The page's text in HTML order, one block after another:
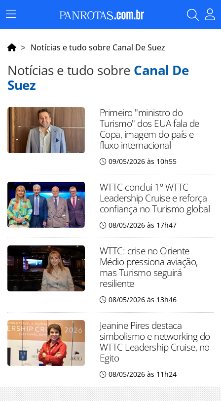
Menu
Principal
Notícias e tudo sobre Canal De Suez
Notícias e tudo sobre Canal De
Suez
Primeiro "ministro do
Turismo" dos EUA fala de
Copa, imagem do país e
fluxo internacional
09/05/2026 às 10h55
WTTC conclui 1º WTTC
Leadership Cruise e reforça
confiança no Turismo global
08/05/2026 às 17h47
WTTC: crise no Oriente
Médio pressiona aviação,
mas Turismo seguirá
resiliente
08/05/2026 às 13h46
Jeanine Pires destaca
simbolismo e networking do
WTTC Leadership Cruise, no
Egito
08/05/2026 às 11h24